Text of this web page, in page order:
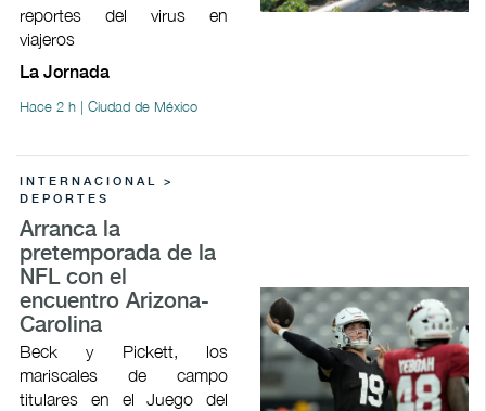
reportes del virus en
viajeros
La Jornada
Hace 2 h | Ciudad de México
INTERNACIONAL >
DEPORTES
Arranca la
pretemporada de la
NFL con el
encuentro Arizona-
Carolina
Beck y Pickett, los
mariscales de campo
titulares en el Juego del